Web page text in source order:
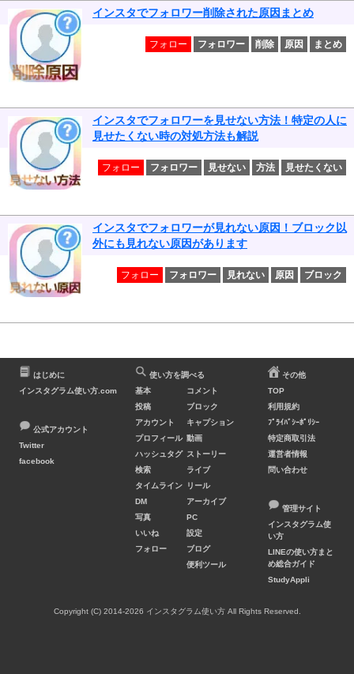
インスタでフォロワー削除された原因まとめ
フォロー フォロワー 削除 原因 まとめ
インスタでフォロワーを見せない方法！特定の人に
見せたくない時の対処方法も解説
フォロー フォロワー 見せない 方法 見せたくない
インスタでフォロワーが見れない原因！ブロック以
外にも見れない原因があります
フォロー フォロワー 見れない 原因 ブロック
はじめに
インスタグラム使い方.com
公式アカウント
Twitter
facebook
使い方を調べる
基本
投稿
アカウント
プロフィール
ハッシュタグ
検索
タイムライン
DM
写真
いいね
フォロー
コメント
ブロック
キャプション
動画
ストーリー
ライブ
リール
アーカイブ
PC
設定
ブログ
便利ツール
その他
TOP
利用規約
ﾌﾟﾗｲﾊﾞｼｰﾎﾟﾘｼｰ
特定商取引法
運営者情報
問い合わせ
管理サイト
インスタグラム使
い方
LINEの使い方まと
め総合ガイド
StudyAppli
Copyright (C) 2014-2026 インスタグラム使い方 All Rights Reserved.